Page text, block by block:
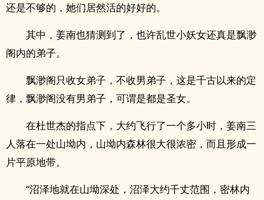
还是不够的，她们居然活的好好的。
其中，姜南也猜测到了，也许乱世小妖女还真是飘渺
阁内的弟子。
飘渺阁只收女弟子，不收男弟子，这是千古以来的定
律，飘渺阁没有男弟子，可谓是都是圣女。
在杜世杰的指点下，大约飞行了一个多小时，姜南三
人落在一处山坳内，山坳内森林很大很浓密，而且形成一
片平原地带。
“沼泽地就在山坳深处，沼泽大约千丈范围，密林内